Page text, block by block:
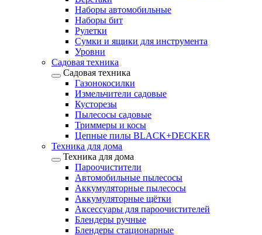
Наборы автомобильные
Наборы бит
Рулетки
Сумки и ящики для инструмента
Уровни
Садовая техника
Садовая техника
Газонокосилки
Измельчители садовые
Кусторезы
Пылесосы садовые
Триммеры и косы
Цепные пилы BLACK+DECKER
Техника для дома
Техника для дома
Пароочистители
Автомобильные пылесосы
Аккумуляторные пылесосы
Аккумуляторные щётки
Аксессуары для пароочистителей
Блендеры ручные
Блендеры стационарные